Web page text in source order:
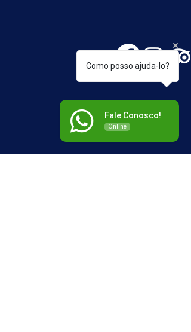
Como posso ajuda-lo?
Fale Conosco!
Online